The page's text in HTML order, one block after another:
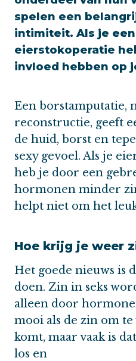
spelen een
intimiteit. Als je
eierstokoperatie
invloed hebben op
Een borstamputatie,
reconstructie, geeft
de huid, borst en
sexy gevoel. Als je
heb je door een
hormonen minder
helpt niet om het
Hoe krijg je weer
Het goede nieuws is
doen. Zin in seks
alleen door
mooi als de zin om
komt, maar vaak is
los en